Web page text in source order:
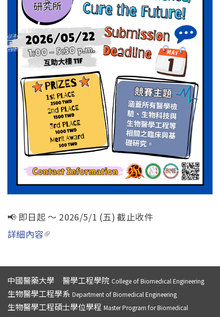
📢 即日起 ～ 2026/5/1 (五) 截止收件
詳細內容(link is external)
中國醫藥大學 醫學工程學院 College of Biomedical Engineering
生物醫學工程學系 Department of Biomedical Engineering
生物醫學工程碩士學位學程 Master Program for Biomedical